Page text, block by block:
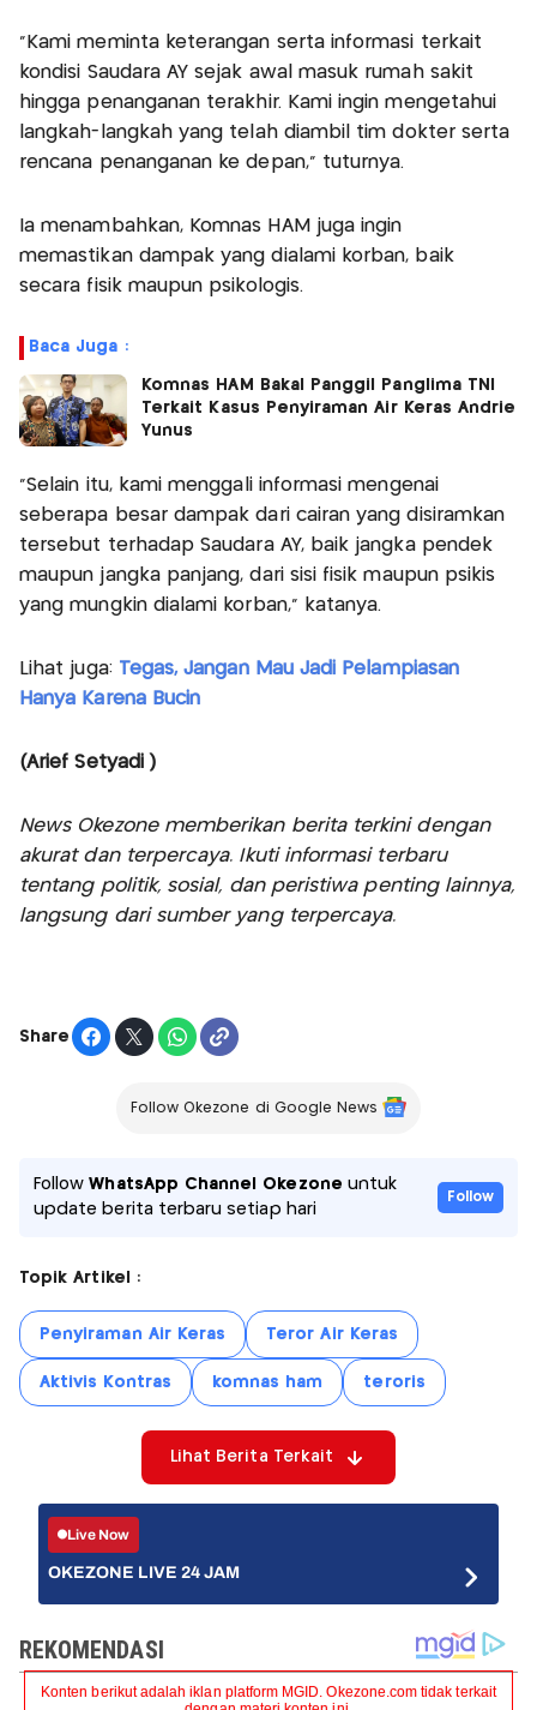
"Kami meminta keterangan serta informasi terkait
kondisi Saudara AY sejak awal masuk rumah sakit
hingga penanganan terakhir. Kami ingin mengetahui
langkah-langkah yang telah diambil tim dokter serta
rencana penanganan ke depan," tuturnya.
Ia menambahkan, Komnas HAM juga ingin
memastikan dampak yang dialami korban, baik
secara fisik maupun psikologis.
Baca Juga :
Komnas HAM Bakal Panggil Panglima TNI
Terkait Kasus Penyiraman Air Keras Andrie
Yunus
"Selain itu, kami menggali informasi mengenai
seberapa besar dampak dari cairan yang disiramkan
tersebut terhadap Saudara AY, baik jangka pendek
maupun jangka panjang, dari sisi fisik maupun psikis
yang mungkin dialami korban," katanya.
Lihat juga: Tegas, Jangan Mau Jadi Pelampiasan
Hanya Karena Bucin
(Arief Setyadi )
News Okezone memberikan berita terkini dengan
akurat dan terpercaya. Ikuti informasi terbaru
tentang politik, sosial, dan peristiwa penting lainnya,
langsung dari sumber yang terpercaya.
Share
Follow Okezone di Google News
FollowWhatsApp Channel Okezone untuk
update berita terbaru setiap hari
Follow
Topik Artikel :
Penyiraman Air Keras Teror Air Keras
Aktivis Kontras komnas ham teroris
Lihat Berita Terkait
Live Now
OKEZONE LIVE 24 JAM